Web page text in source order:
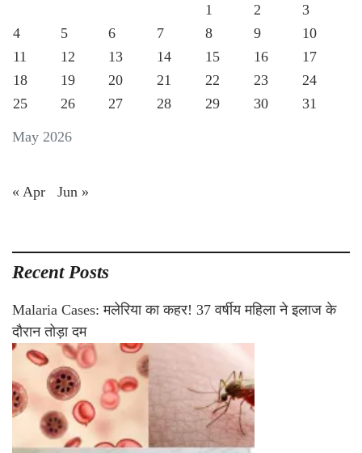
May 2026
1
2
3
4
5 6 7 8 9
10
11
12 13 14 15 16
17
18
19 20 21 22 23
24
25
26 27 28 29 30 31
« Apr Jun »
Recent Posts
Malaria Cases: मलेरिया का कहर! 37 वर्षीय महिला ने इलाज के
दौरान तोड़ा दम